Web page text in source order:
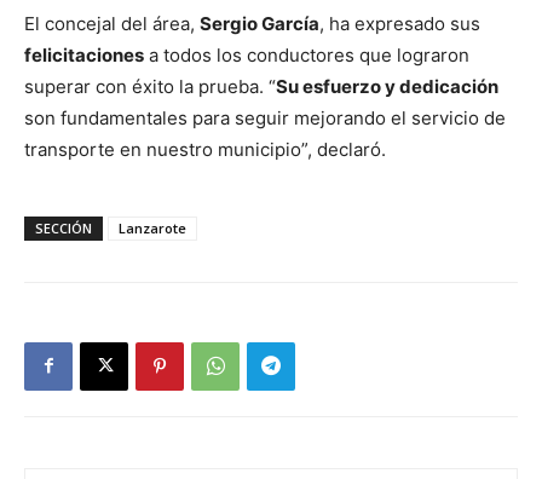
El concejal del área, Sergio García, ha expresado sus
felicitaciones a todos los conductores que lograron
superar con éxito la prueba. “Su esfuerzo y dedicación
son fundamentales para seguir mejorando el servicio de
transporte en nuestro municipio”, declaró.
SECCIÓN Lanzarote